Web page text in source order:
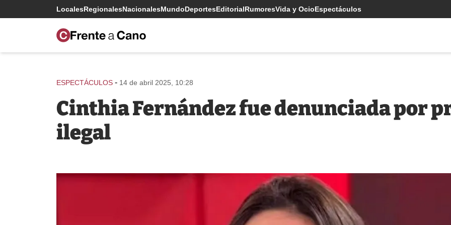
LocalesRegionalesNacionalesMundoDeportesEditorialRumoresVida y OcioEspectáculos
ESPECTÁCULOS - 14 de abril 2025, 10:28
Cinthia Fernández fue denunciada por
ilegal